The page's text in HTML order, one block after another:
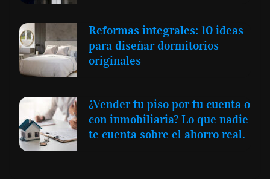
Reformas integrales: 10 ideas
para diseñar dormitorios
originales
¿Vender tu piso por tu cuenta o
con inmobiliaria? Lo que nadie
te cuenta sobre el ahorro real.